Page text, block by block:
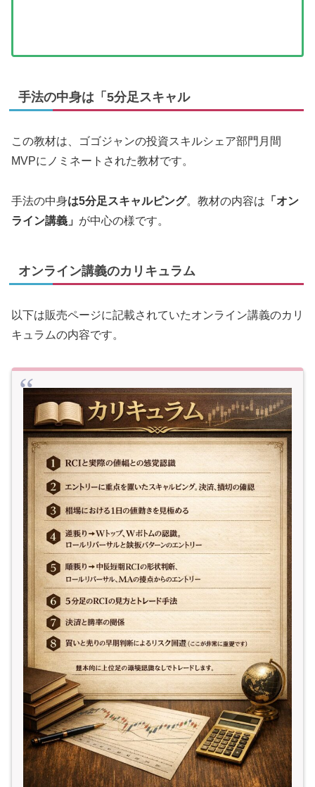
手法の中身は「5分足スキャル
この教材は、ゴゴジャンの投資スキルシェア部門月間
MVPにノミネートされた教材です。
手法の中身は5分足スキャルピング。教材の内容は 「オン
ライン講義」 が中心の様です。
オンライン講義のカリキュラム
以下は販売ページに記載されていたオンライン講義のカリ
キュラムの内容です。